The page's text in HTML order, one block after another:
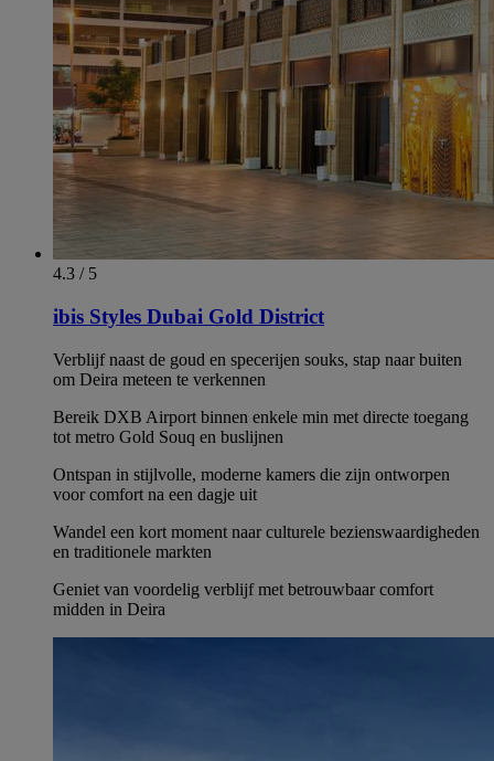
4.3 / 5
ibis Styles Dubai Gold District
Verblijf naast de goud en specerijen souks, stap naar buiten
om Deira meteen te verkennen
Bereik DXB Airport binnen enkele min met directe toegang
tot metro Gold Souq en buslijnen
Ontspan in stijlvolle, moderne kamers die zijn ontworpen
voor comfort na een dagje uit
Wandel een kort moment naar culturele bezienswaardigheden
en traditionele markten
Geniet van voordelig verblijf met betrouwbaar comfort
midden in Deira